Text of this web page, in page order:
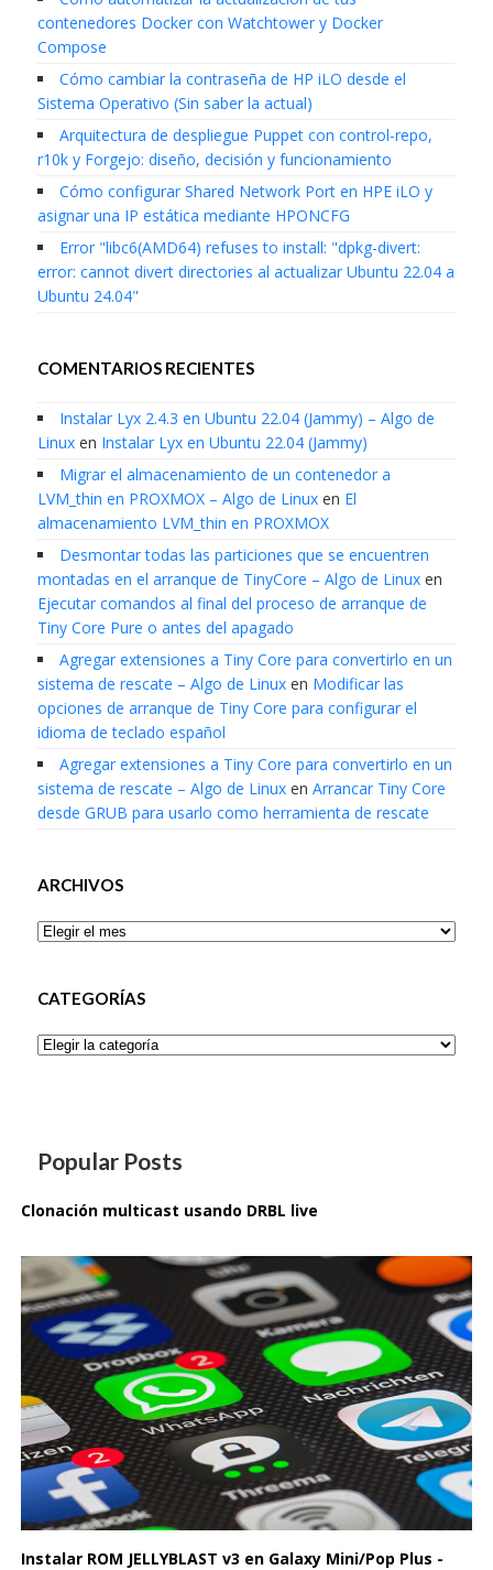
contenedores Docker con Watchtower y Docker
Compose
Cómo cambiar la contraseña de HP iLO desde el
Sistema Operativo (Sin saber la actual)
Arquitectura de despliegue Puppet con control-repo,
r10k y Forgejo: diseño, decisión y funcionamiento
Cómo configurar Shared Network Port en HPE iLO y
asignar una IP estática mediante HPONCFG
Error "libc6(AMD64) refuses to install: "dpkg-divert:
error: cannot divert directories al actualizar Ubuntu 22.04 a
Ubuntu 24.04"
COMENTARIOS RECIENTES
Instalar Lyx 2.4.3 en Ubuntu 22.04 (Jammy) – Algo de
Linuxen Instalar Lyx en Ubuntu 22.04 (Jammy)
Migrar el almacenamiento de un contenedor a
LVM_thin en PROXMOX – Algo de Linuxen El
almacenamiento LVM_thin en PROXMOX
Desmontar todas las particiones que se encuentren
montadas en el arranque de TinyCore – Algo de Linuxen
Ejecutar comandos al final del proceso de arranque de
Tiny Core Pure o antes del apagado
Agregar extensiones a Tiny Core para convertirlo en un
sistema de rescate – Algo de Linuxen Modificar las
opciones de arranque de Tiny Core para configurar el
idioma de teclado español
Agregar extensiones a Tiny Core para convertirlo en un
sistema de rescate – Algo de Linuxen Arrancar Tiny Core
desde GRUB para usarlo como herramienta de rescate
ARCHIVOS
Archivos
CATEGORÍAS
Categorías
Popular Posts
Clonación multicast usando DRBL live
Instalar ROM JELLYBLAST v3 en Galaxy Mini/Pop Plus -